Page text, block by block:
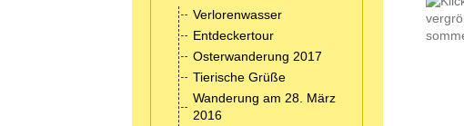
Verlorenwasser
Entdeckertour
Osterwanderung 2017
Tierische Grüße
Wanderung am 28. März
2016